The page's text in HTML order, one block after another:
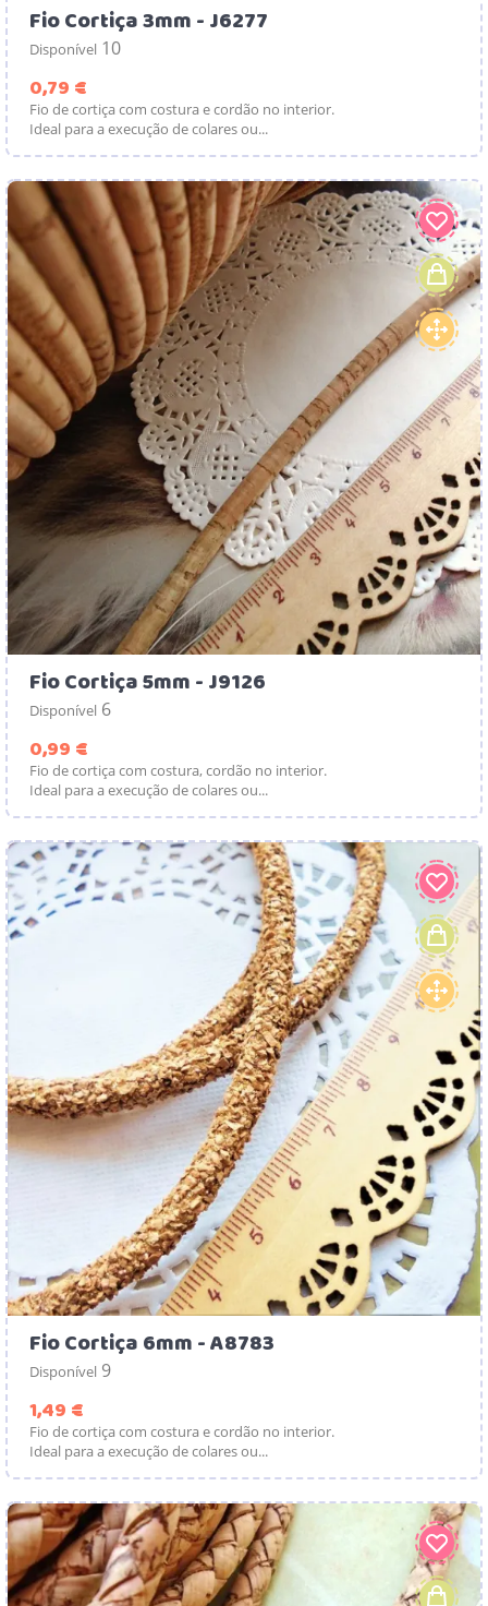
Fio Cortiça 3mm - J6277
Disponível 10
0,79 €
Fio de cortiça com costura e cordão no interior.
Ideal para a execução de colares ou...
Fio Cortiça 5mm - J9126
Disponível 6
0,99 €
Fio de cortiça com costura, cordão no interior.
Ideal para a execução de colares ou...
Fio Cortiça 6mm - A8783
Disponível 9
1,49 €
Fio de cortiça com costura e cordão no interior.
Ideal para a execução de colares ou...